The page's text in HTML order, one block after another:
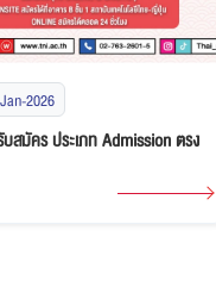
2026
สมัคร ประเภท Admission ตรง